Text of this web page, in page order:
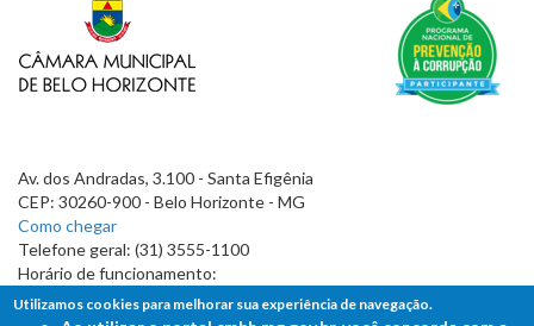
Av. dos Andradas, 3.100 - Santa Efigênia
CEP: 30260-900 - Belo Horizonte - MG
Como chegar
Telefone geral: (31) 3555-1100
Horário de funcionamento:
7h às 19h
Utilizamos cookies para melhorar sua experiência de navegação.